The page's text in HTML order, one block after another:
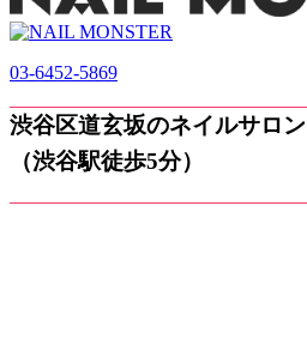
03-6452-5869
渋谷区道玄坂のネイルサロン
（渋谷駅徒歩5分）